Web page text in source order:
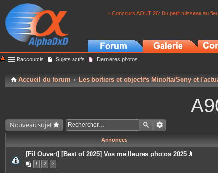
> Concours AOUT 26: Du petit ruisseau au
Raccourcis Sujets actifs Dernières photos
Accueil du forum Les boitiers et objectifs Minolta/Sony et
Nouveau sujet
Annonces
[Fil Ouvert] [Best of 2025] Vos meilleures photos 2025
1 2 3